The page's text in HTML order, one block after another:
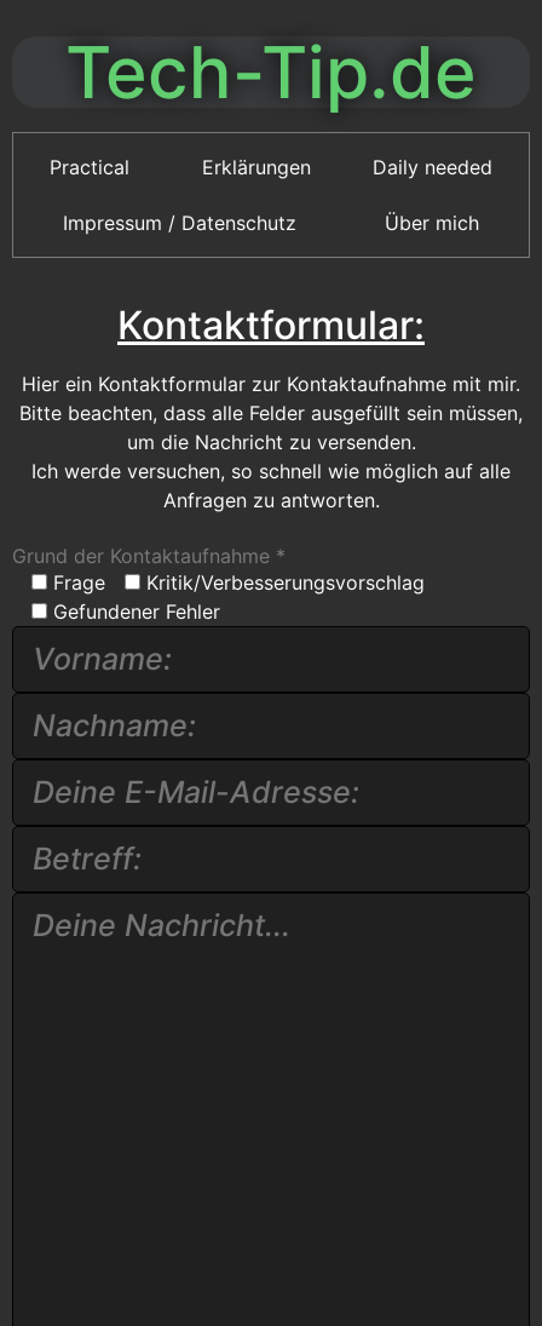
Tech-Tip.de
Practical Erklärungen Daily needed
Impressum / Datenschutz Über mich
Kontaktformular:
Hier ein Kontaktformular zur Kontaktaufnahme mit mir.
Bitte beachten, dass alle Felder ausgefüllt sein müssen,
um die Nachricht zu versenden.
Ich werde versuchen, so schnell wie möglich auf alle
Anfragen zu antworten.
Grund der Kontaktaufnahme *
Frage
Kritik/Verbesserungsvorschlag
Gefundener Fehler